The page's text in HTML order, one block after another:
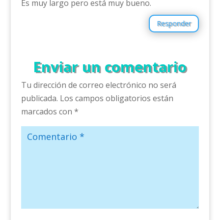
Es muy largo pero está muy bueno.
Responder
Enviar un comentario
Tu dirección de correo electrónico no será
publicada. Los campos obligatorios están
marcados con *